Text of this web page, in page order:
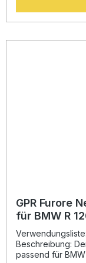
Fahrerlebnis –
Sound mit
der Slip-On
Deutliche
DIN-zertifizierte Produktion
GPR Furore
für BMW R
Beschreibung:
passend für